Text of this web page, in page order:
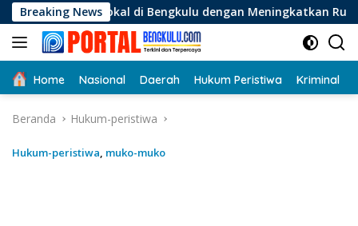
Langsung
ke
konten
Breaking News
di Bengkulu dengan Meningkatkan Ruang Publik dan
Home Nasional Daerah Hukum Peristiwa Kriminal
Beranda Hukum-peristiwa
Hukum-peristiwa, muko-muko